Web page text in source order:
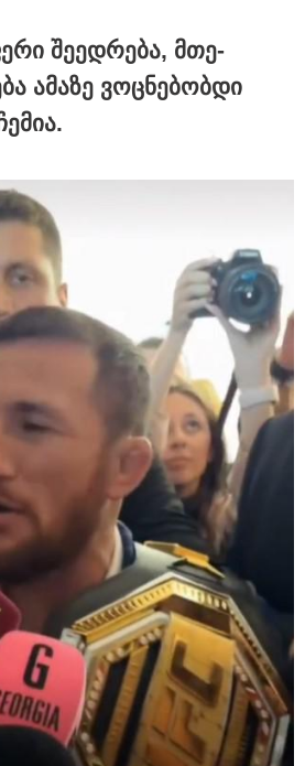
- ხარისხის საერთაშორისო
ვართ - რუსს, ყაზახს,
იტალიელს, ამერიკელს,
დახარჯოს ფული... არავინ
17:24 / 07-08-2026
"მარტო როცა ვარ, ხშირად
ველაპარაკები, ვიცი, რომ
მისმენს, ვფიქრობ, თავზე
მადგას და მეფერება - სხვებს
ხომ არ ვაჩვენებ ცრემლებს" -
გიორგი კეკელიძე გმირი
შე­ედ­რე­ბა, მთე­
ამა­ზე ვოც­ნე­ბობ­დი